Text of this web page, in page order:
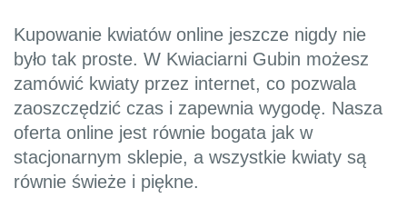
Kupowanie kwiatów online jeszcze nigdy nie
było tak proste. W Kwiaciarni Gubin możesz
zamówić kwiaty przez internet, co pozwala
zaoszczędzić czas i zapewnia wygodę. Nasza
oferta online jest równie bogata jak w
stacjonarnym sklepie, a wszystkie kwiaty są
równie świeże i piękne.